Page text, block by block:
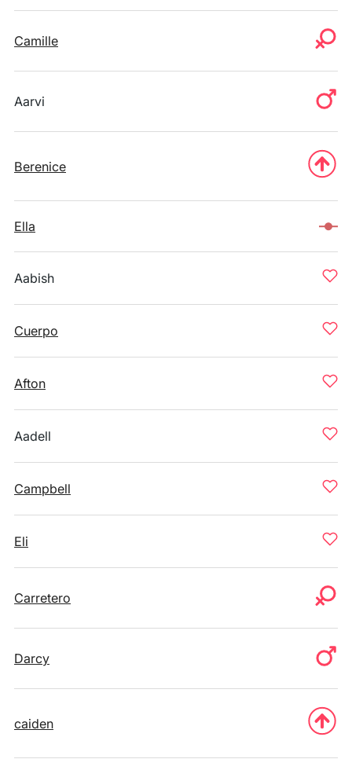
Camille
Aarvi
Berenice
Ella
Aabish
Cuerpo
Afton
Aadell
Campbell
Eli
Carretero
Darcy
caiden